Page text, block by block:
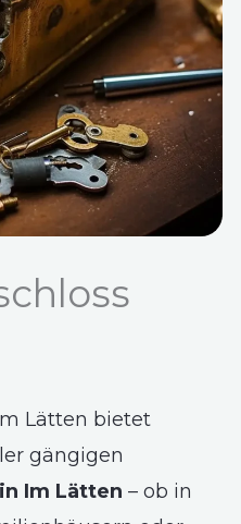
Lätten bietet
gängigen
Im Lätten – ob in